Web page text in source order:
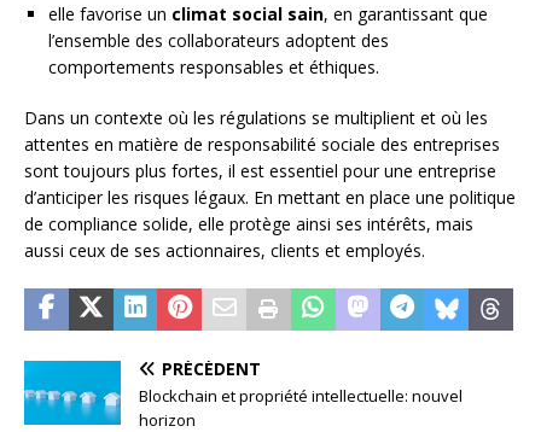
elle favorise un climat social sain, en garantissant que
l’ensemble des collaborateurs adoptent des
comportements responsables et éthiques.
Dans un contexte où les régulations se multiplient et où les
attentes en matière de responsabilité sociale des entreprises
sont toujours plus fortes, il est essentiel pour une entreprise
d’anticiper les risques légaux. En mettant en place une politique
de compliance solide, elle protège ainsi ses intérêts, mais
aussi ceux de ses actionnaires, clients et employés.
PRÉCÉDENT
Blockchain et propriété intellectuelle: nouvel
horizon